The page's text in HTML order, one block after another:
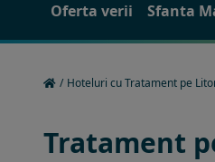
Oferta verii Sfanta
/ Hoteluri cu Tratament pe
Tratament